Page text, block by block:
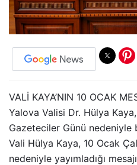
VALİ KAYA’NIN 10 OCAK
Yalova Valisi Dr. Hülya
Gazeteciler Günü nedeniyle
Vali Hülya Kaya, 10 Ocak
nedeniyle yayımladığı